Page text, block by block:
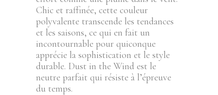
Chic et raffinée, cette couleur
polyvalente transcende les tendances
et les saisons, ce qui en fait un
incontournable pour quiconque
apprécie la sophistication et le style
durable. Dust in the Wind est le
neutre parfait qui résiste à l’épreuve
du temps.